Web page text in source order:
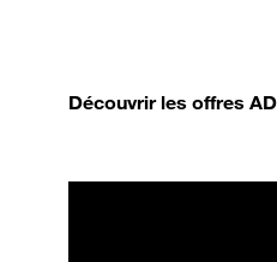
Découvrir les offres